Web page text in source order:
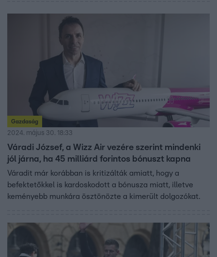
Gazdaság
2024. május 30. 18:33
Váradi József, a Wizz Air vezére szerint mindenki
jól járna, ha 45 milliárd forintos bónuszt kapna
Váradit már korábban is kritizálták amiatt, hogy a
befektetőkkel is kardoskodott a bónusza miatt, illetve
keményebb munkára ösztönözte a kimerült dolgozókat.